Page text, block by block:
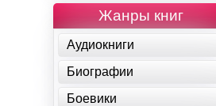
Жанры книг
Аудиокниги
Биографии
Боевики